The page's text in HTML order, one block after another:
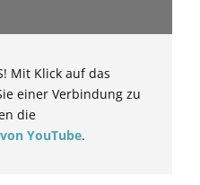
Mit Klick auf das
einer Verbindung zu
die
YouTube.